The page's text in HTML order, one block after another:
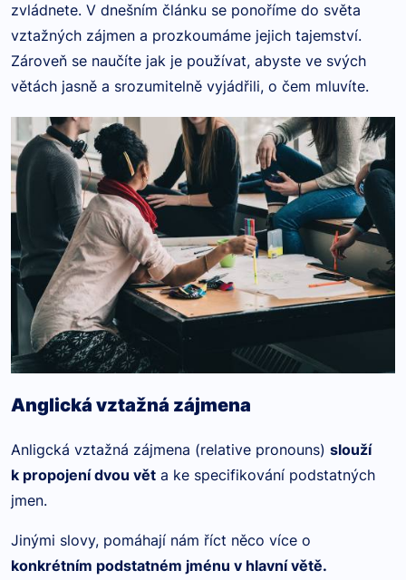
zvládnete. V dnešním článku se ponoříme do světa
vztažných zájmen a prozkoumáme jejich tajemství.
Zároveň se naučíte jak je používat, abyste ve svých
větách jasně a srozumitelně vyjádřili, o čem mluvíte.
Anglická vztažná zájmena
Anligcká vztažná zájmena (relative pronouns) slouží
k propojení dvou vět a ke specifikování podstatných
jmen.
Jinými slovy, pomáhají nám říct něco více o
konkrétním podstatném jménu v hlavní větě.